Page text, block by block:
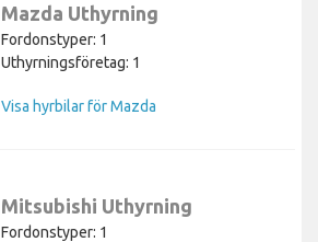
Mazda Uthyrning
Fordonstyper: 1
Uthyrningsföretag: 1
Visa hyrbilar för Mazda
Mitsubishi Uthyrning
Fordonstyper: 1